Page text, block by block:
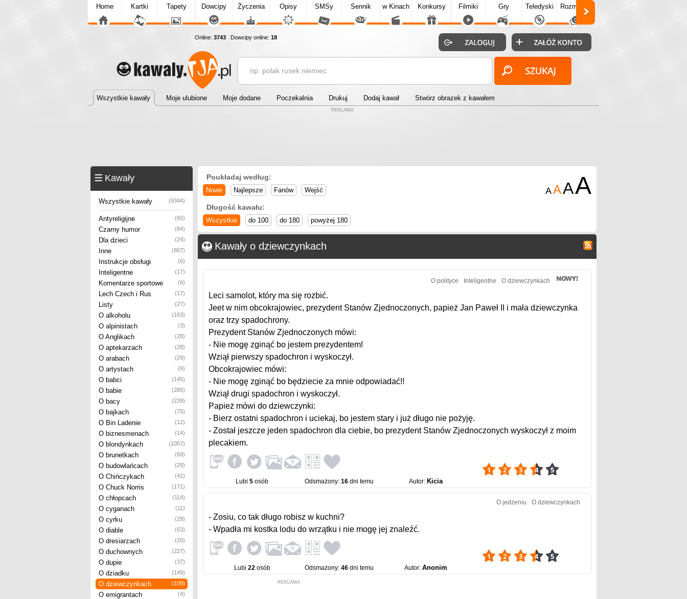
Home Kartki Tapety Dowcipy Życzenia Opisy SMSy Sennik w Kinach Konkursy Filmiki Gry Teledyski Rozmówki
Online: 3743 Dowcipy online: 18
Wszystkie kawały Moje ulubione Moje dodane Poczekalnia Drukuj Dodaj kawał Stwórz obrazek z kawałem
REKLAMA
Kawały
Wszystkie kawały (9344)
Antyreligijne (65)
Czarny humor (84)
Dla dzieci (24)
Inne (867)
Instrukcje obsługi (6)
Inteligentne (17)
Komentarze sportowe (6)
Lech Czech i Rus (17)
Listy (27)
O alkoholu (163)
O alpinistach (3)
O Anglikach (28)
O aptekarzach (28)
O arabach (29)
O artystach (9)
O babci (145)
O babie (285)
O bacy (239)
O bajkach (75)
O Bin Ladenie (12)
O biznesmenach (14)
O blondynkach (1057)
O brunetkach (69)
O budowlańcach (29)
O Chińczykach (41)
O Chuck Norris (171)
O chłopcach (114)
O cyganach (11)
O cyrku (29)
O diable (63)
O dresiarzach (20)
O duchownych (227)
O dupie (37)
O dziadku (149)
O dziewczynkach (109)
O emigrantach (4)
AAAA
Poukładaj według:
Nowe Najlepsze Fanów Wejść
Długość kawału:
Wszystkie do 100 do 180 powyżej 180
Kawały o dziewczynkach
O polityce Inteligentne O dziewczynkach
Leci samolot, który ma się rozbić.
Jeet w nim obcokrajowiec, prezydent Stanów Zjednoczonych, papież Jan Paweł II i mała dziewczynka
oraz trzy spadochrony.
Prezydent Stanów Zjednoczonych mówi:
- Nie mogę zginąć bo jestem prezydentem!
Wziął pierwszy spadochron i wyskoczył.
Obcokrajowiec mówi:
- Nie mogę zginąć bo będziecie za mnie odpowiadać!!
Wziął drugi spadochron i wyskoczył.
Papież mówi do dziewczynki:
- Bierz ostatni spadochron i uciekaj, bo jestem stary i już długo nie pożyję.
- Został jeszcze jeden spadochron dla ciebie, bo prezydent Stanów Zjednoczonych wyskoczył z moim
plecakiem.
Lubi 5 osób Odsmażony: 16dni temu Autor: Kicia
O jedzeniu O dziewczynkach
- Zosiu, co tak długo robisz w kuchni?
- Wpadła mi kostka lodu do wrzątku i nie mogę jej znaleźć.
Lubi 22osób Odsmażony: 46dni temu Autor: Anonim
REKLAMA